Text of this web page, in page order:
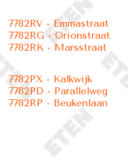
7782RV - Emmastraat
7782RG - Orionstraat
7782RK - Marsstraat
7782PX - Kalkwijk
7782PD - Parallelweg
7782RP - Beukenlaan